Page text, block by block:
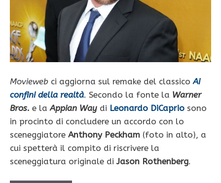
Movieweb ci aggiorna sul remake del classicoAi
confini della realtà. Secondo la fonte la Warner
Bros. e laAppian Way di Leonardo DiCaprio sono
in procinto di concludere un accordo con lo
sceneggiatore Anthony Peckham (foto in alto), a
cui spetterà il compito di riscrivere la
sceneggiatura originale diJason Rothenberg.